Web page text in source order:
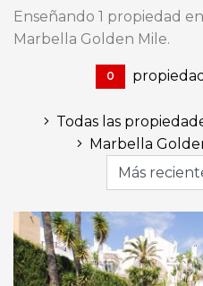
Enseñando 1 propiedad
Marbella Golden Mile.
0
Todas las
Marbella
Más